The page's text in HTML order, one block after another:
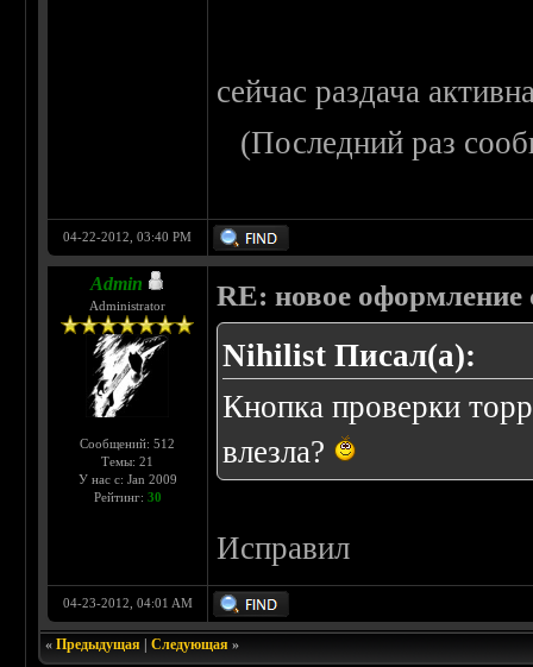
сейчас раздача
(Последний раз
04-22-2012, 03:40 PM
Admin
Administrator
Сообщений: 512
Темы: 21
У нас с: Jan 2009
Рейтинг: 30
RE: новое оформление
Nihilist Писал(а):
Кнопка проверки
влезла?
Исправил
04-23-2012, 04:01 AM
«Предыдущая |Следующая »